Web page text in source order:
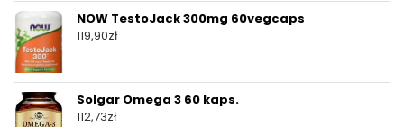
NOW TestoJack 300mg 60vegcaps
119,90zł
Solgar Omega 3 60 kaps.
112,73zł